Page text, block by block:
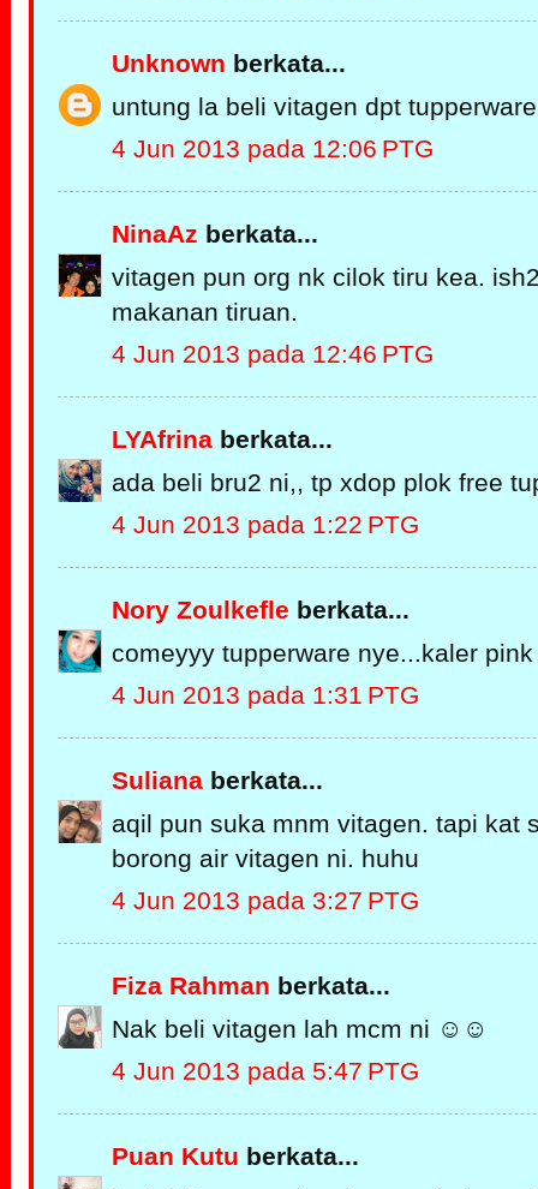
Unknown berkata...
untung la beli vitagen dpt
4 Jun 2013 pada 12:06 PTG
NinaAz berkata...
vitagen pun org nk cilok tiru kea.
makanan tiruan.
4 Jun 2013 pada 12:46 PTG
LYAfrina berkata...
ada beli bru2 ni,, tp xdop plok free
4 Jun 2013 pada 1:22 PTG
Nory Zoulkefle berkata...
comeyyy tupperware nye...kaler
4 Jun 2013 pada 1:31 PTG
Suliana berkata...
aqil pun suka mnm vitagen. tapi kat
borong air vitagen ni. huhu
4 Jun 2013 pada 3:27 PTG
Fiza Rahman berkata...
Nak beli vitagen lah mcm ni ☺☺
4 Jun 2013 pada 5:47 PTG
Puan Kutu berkata...